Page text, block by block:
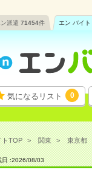
ン派遣 71454件 エン バイト
気になるリスト 0
トTOP 関東 東京都
日 :2026/08/03